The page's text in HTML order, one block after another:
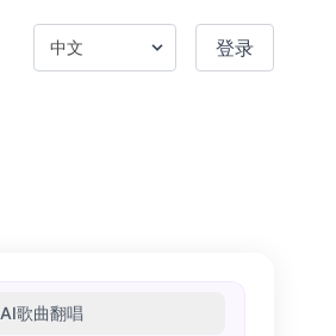
登录
AI歌曲翻唱